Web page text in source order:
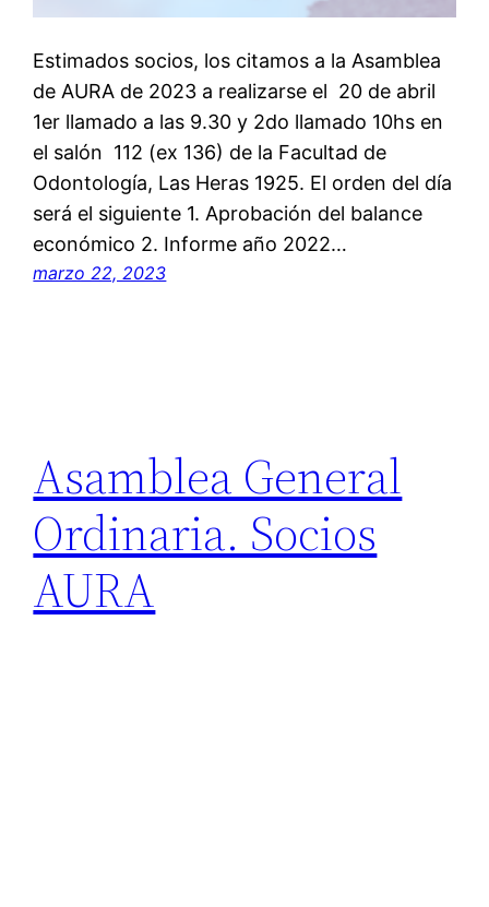
Estimados socios, los citamos a la Asamblea
de AURA de 2023 a realizarse el 20 de abril
1er llamado a las 9.30 y 2do llamado 10hs en
el salón 112 (ex 136) de la Facultad de
Odontología, Las Heras 1925. El orden del día
será el siguiente 1. Aprobación del balance
económico 2. Informe año 2022…
marzo 22, 2023
Asamblea General
Ordinaria. Socios
AURA